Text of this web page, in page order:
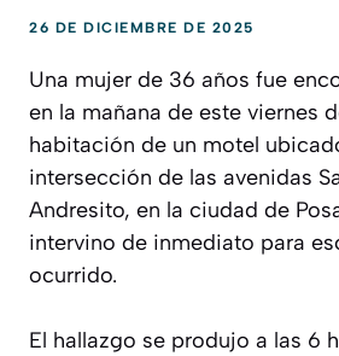
26 DE DICIEMBRE DE 2025
Una mujer de 36 años fue
en la mañana de este viernes
habitación de un motel
intersección de las avenidas
Andresito, en la ciudad de
intervino de inmediato para
ocurrido.
El hallazgo se produjo a las 6